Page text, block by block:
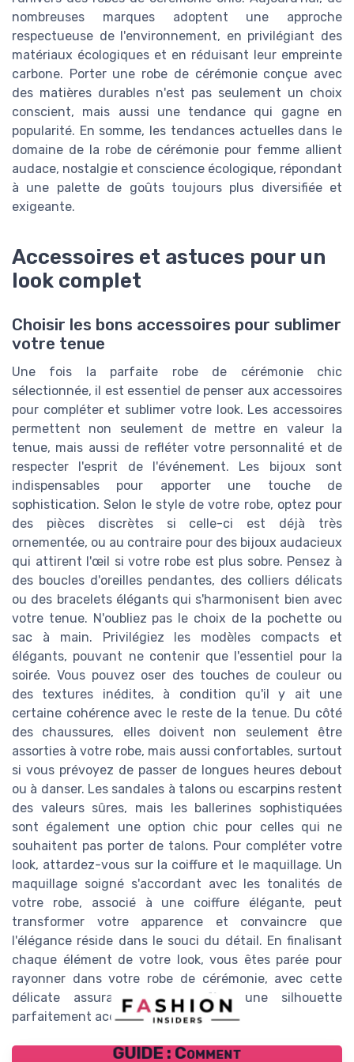
nombreuses marques adoptent une approche
respectueuse de l'environnement, en privilégiant des
matériaux écologiques et en réduisant leur empreinte
carbone. Porter une robe de cérémonie conçue avec
des matières durables n'est pas seulement un choix
conscient, mais aussi une tendance qui gagne en
popularité. En somme, les tendances actuelles dans le
domaine de la robe de cérémonie pour femme allient
audace, nostalgie et conscience écologique, répondant
à une palette de goûts toujours plus diversifiée et
exigeante.
Accessoires et astuces pour un
look complet
Choisir les bons accessoires pour sublimer
votre tenue
Une fois la parfaite robe de cérémonie chic
sélectionnée, il est essentiel de penser aux accessoires
pour compléter et sublimer votre look. Les accessoires
permettent non seulement de mettre en valeur la
tenue, mais aussi de refléter votre personnalité et de
respecter l'esprit de l'événement. Les bijoux sont
indispensables pour apporter une touche de
sophistication. Selon le style de votre robe, optez pour
des pièces discrètes si celle-ci est déjà très
ornementée, ou au contraire pour des bijoux audacieux
qui attirent l'œil si votre robe est plus sobre. Pensez à
des boucles d'oreilles pendantes, des colliers délicats
ou des bracelets élégants qui s'harmonisent bien avec
votre tenue. N'oubliez pas le choix de la pochette ou
sac à main. Privilégiez les modèles compacts et
élégants, pouvant ne contenir que l'essentiel pour la
soirée. Vous pouvez oser des touches de couleur ou
des textures inédites, à condition qu'il y ait une
certaine cohérence avec le reste de la tenue. Du côté
des chaussures, elles doivent non seulement être
assorties à votre robe, mais aussi confortables, surtout
si vous prévoyez de passer de longues heures debout
ou à danser. Les sandales à talons ou escarpins restent
des valeurs sûres, mais les ballerines sophistiquées
sont également une option chic pour celles qui ne
souhaitent pas porter de talons. Pour compléter votre
look, attardez-vous sur la coiffure et le maquillage. Un
maquillage soigné s'accordant avec les tonalités de
votre robe, associé à une coiffure élégante, peut
transformer votre apparence et convaincre que
l'élégance réside dans le souci du détail. En finalisant
chaque élément de votre look, vous êtes parée pour
rayonner dans votre robe de cérémonie, avec cette
délicate assurance que confère une silhouette
parfaitement accessoirisée.
GUIDE : Comment